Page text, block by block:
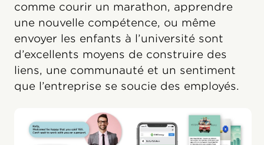
comme courir un marathon, apprendre
une nouvelle compétence, ou même
envoyer les enfants à l’université sont
d’excellents moyens de construire des
liens, une communauté et un sentiment
que l’entreprise se soucie des employés.